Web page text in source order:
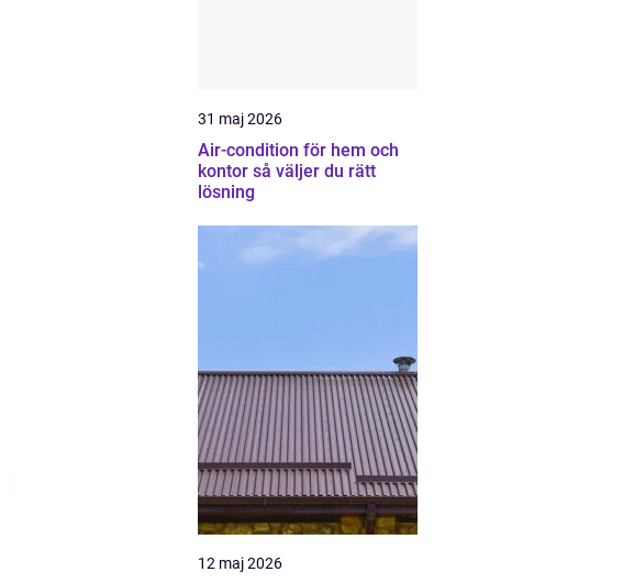
31 maj 2026
Air-condition för hem och
kontor så väljer du rätt
lösning
12 maj 2026